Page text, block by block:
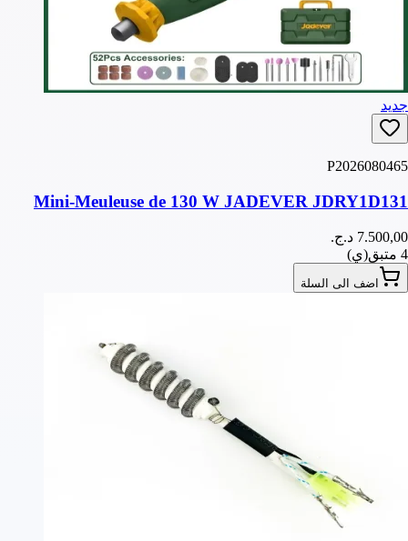
جديد
P2026080465
Mini-Meuleuse de 130 W JADEVER JDRY1D131
4 متبق(ي)
اضف الى السلة